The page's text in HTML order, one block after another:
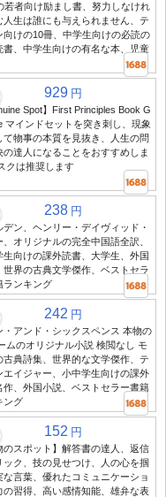
若者向け励まし書、努力しなけれ
人生は誰にも与えられません、テ
向けの10冊、中学生向けの必読の
書、中学生向けの有名な本、児童
929 円
Spot】First Principles Book G
マインドセットを突き刺し、現象
て物事の本質を見抜き、人生の問
の達人になることをおすすめしま
クは推奨します
238 円
デン、ヘンリー・デイヴィッド・
、オリジナルの完全中国語全訳、
生向けの課外読書、大学生、外国
世界の古典文学傑作、ベストセラ
ランキング
242 円
・アンド・シックスペンス 本物の
ムのオリジナル小説 検閲なし モ
古典詩集、世界的な文学傑作、テ
エイジャー、小中学生向けの課外
作、外国小説、ベストセラー書籍
ング
152 円
のスポット】解答書の達人、返信
ック、技の見せつけ、人の心を掴
な言葉、優れたコミュニケーショ
の習得、高い感情知能、雄弁な表